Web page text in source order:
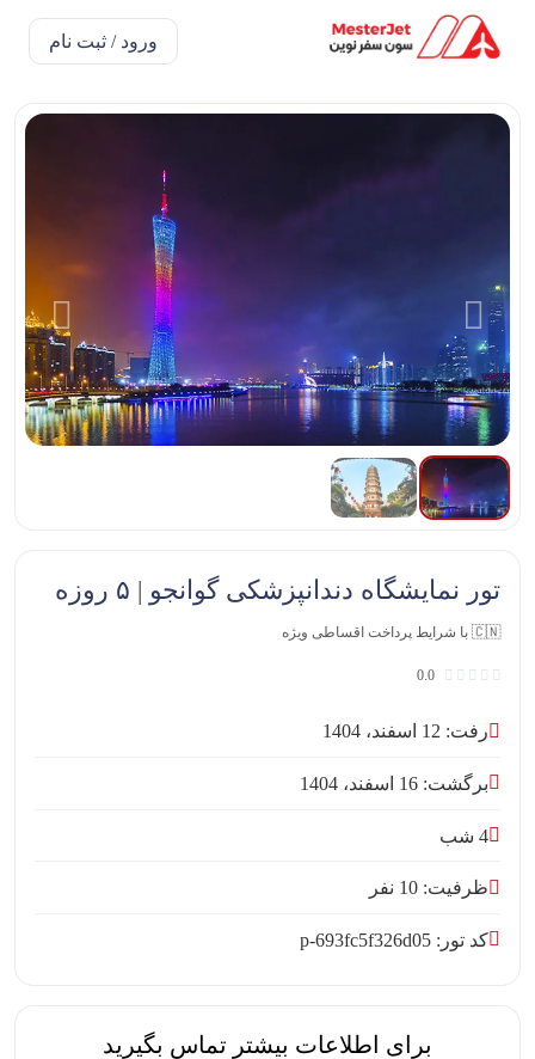
ورود / ثبت نام
تور نمایشگاه دندانپزشکی گوانجو | ۵ روزه
🇨🇳 با شرایط پرداخت اقساطی ویژه
0.0
رفت: 12 اسفند، 1404
برگشت: 16 اسفند، 1404
4 شب
ظرفیت: 10 نفر
کد تور: p-693fc5f326d05
برای اطلاعات بیشتر تماس بگیرید